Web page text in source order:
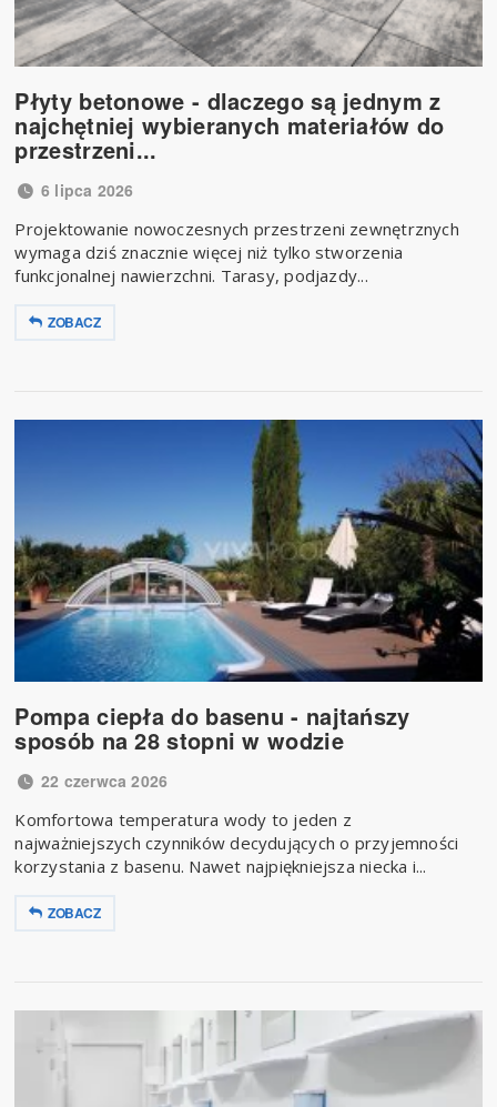
Płyty betonowe - dlaczego są jednym z
najchętniej wybieranych materiałów do
przestrzeni...
6 lipca 2026
Projektowanie nowoczesnych przestrzeni zewnętrznych
wymaga dziś znacznie więcej niż tylko stworzenia
funkcjonalnej nawierzchni. Tarasy, podjazdy...
ZOBACZ
Pompa ciepła do basenu - najtańszy
sposób na 28 stopni w wodzie
22 czerwca 2026
Komfortowa temperatura wody to jeden z
najważniejszych czynników decydujących o przyjemności
korzystania z basenu. Nawet najpiękniejsza niecka i...
ZOBACZ